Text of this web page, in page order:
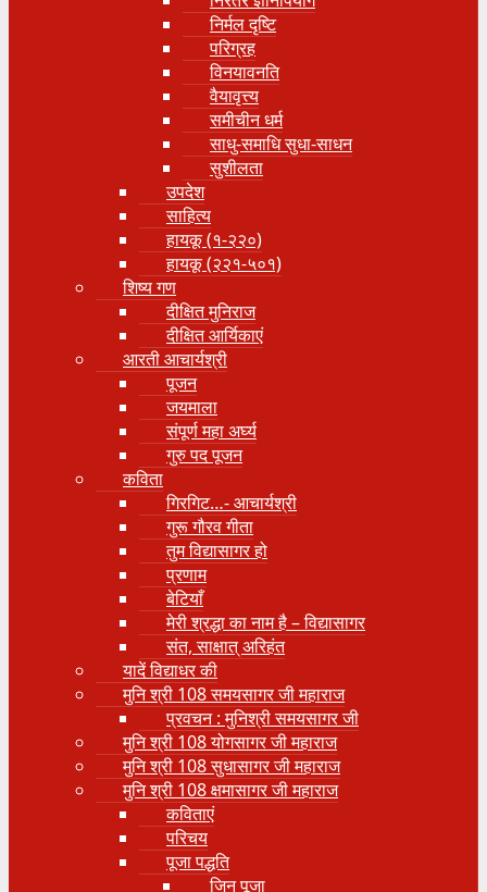
निर्मल दृष्टि
परिग्रह
विनयावनति
वैयावृत्त्य
समीचीन धर्म
साधु-समाधि सुधा-साधन
सुशीलता
उपदेश
साहित्य
हायकू (१‍-२२०)
हायकू (२२१-५०१)
शिष्य गण
दीक्षित मुनिराज
दीक्षित आर्यिकाएं
आरती आचार्यश्री
पूजन
जयमाला
संपूर्ण महा अर्घ्य
गुरु पद पूजन
कविता
गिरगिट…- आचार्यश्री
गुरू गौरव गीता
तुम विद्यासागर हो
प्रणाम
बेटियाँ
मेरी श्रद्धा का नाम है – विद्यासागर
संत, साक्षात् अरिहंत
यादें विद्याधर की
मुनि श्री 108 समयसागर जी महाराज
प्रवचन : मुनिश्री समयसागर जी
मुनि श्री 108 योगसागर जी महाराज
मुनि श्री 108 सुधासागर जी महाराज
मुनि श्री 108 क्षमासागर जी महाराज
कविताएं
परिचय
पूजा पद्धति
जिन पूजा